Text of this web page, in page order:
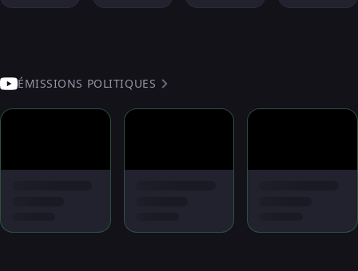
ÉMISSIONS POLITIQUES